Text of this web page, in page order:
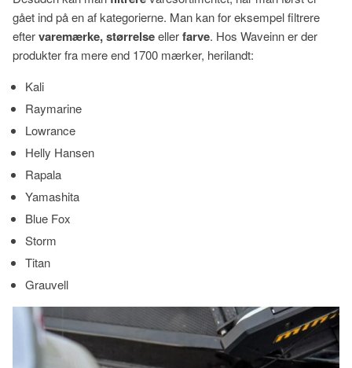
gået ind på en af kategorierne. Man kan for eksempel filtrere
eftervaremærke, størrelseellerfarve. Hos Waveinn er der
produkter fra mere end 1700 mærker, herilandt:
Kali
Raymarine
Lowrance
Helly Hansen
Rapala
Yamashita
Blue Fox
Storm
Titan
Grauvell